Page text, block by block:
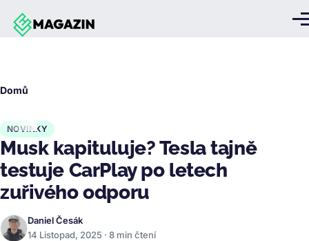
Přejít k hlavnímu obsahu
Domů
NOVINKY
Musk kapituluje? Tesla tajně
testuje CarPlay po letech
zuřivého odporu
Daniel Česák
14 Listopad, 2025 · 8 min čtení